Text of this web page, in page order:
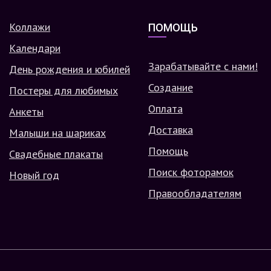
Коллажи
Календари
День рождения и юбилей
Постеры для любимых
Анкеты
Малыши на шариках
Свадебные плакаты
Новый год
ПОМОЩЬ
Зарабатывайте с нами!
Создание
Оплата
Доставка
Помощь
Поиск фоторамок
Правообладателям